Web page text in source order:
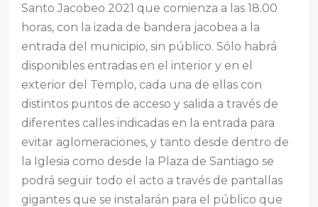
Santo Jacobeo 2021 que comienza a las 18.00
horas, con la izada de bandera jacobea a la
entrada del municipio, sin público. Sólo habrá
disponibles entradas en el interior y en el
exterior del Templo, cada una de ellas con
distintos puntos de acceso y salida a través de
diferentes calles indicadas en la entrada para
evitar aglomeraciones, y tanto desde dentro de
la Iglesia como desde la Plaza de Santiago se
podrá seguir todo el acto a través de pantallas
gigantes que se instalarán para el público que